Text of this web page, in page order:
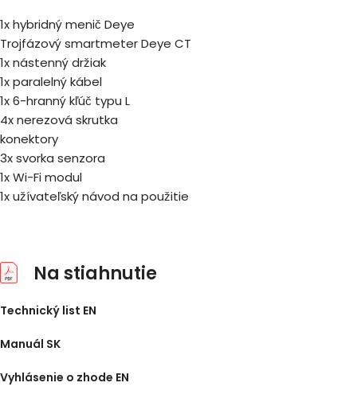
1x hybridný menič Deye
Trojfázový smartmeter Deye CT
1x nástenný držiak
1x paralelný kábel
1x 6-hranný kľúč typu L
4x nerezová skrutka
konektory
3x svorka senzora
1x Wi-Fi modul
1x užívateľský návod na použitie
Na stiahnutie
Technický list EN
Manuál SK
Vyhlásenie o zhode EN